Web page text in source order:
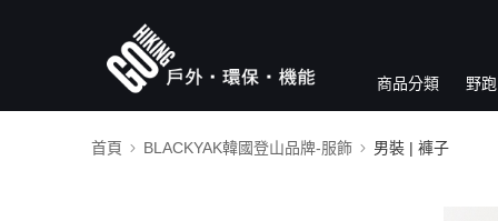
商品分類 野
首頁 BLACKYAK韓國登山品牌-服飾 男裝 | 褲子